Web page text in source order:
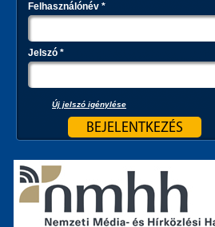
Felhasználónév *
Jelszó *
Új jelszó igénylése